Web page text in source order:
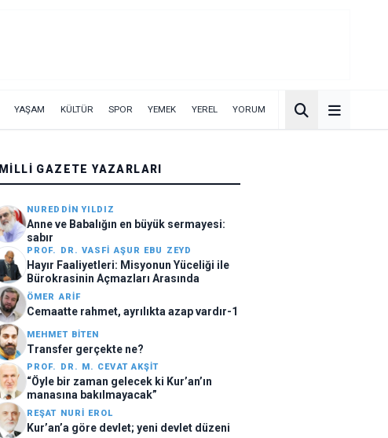
YAŞAM KÜLTÜR SPOR YEMEK YEREL YORUM
MILLI GAZETE YAZARLARI
NUREDDIN YILDIZ
Anne ve Babalığın en büyük sermayesi:
sabır
PROF. DR. VASFI AŞUR EBU ZEYD
Hayır Faaliyetleri: Misyonun Yüceliği ile
Bürokrasinin Açmazları Arasında
ÖMER ARIF
Cemaatte rahmet, ayrılıkta azap vardır-1
MEHMET BITEN
Transfer gerçekte ne?
PROF. DR. M. CEVAT AKŞIT
“Öyle bir zaman gelecek ki Kur’an’ın
manasına bakılmayacak”
REŞAT NURI EROL
Kur’an’a göre devlet; yeni devlet düzeni